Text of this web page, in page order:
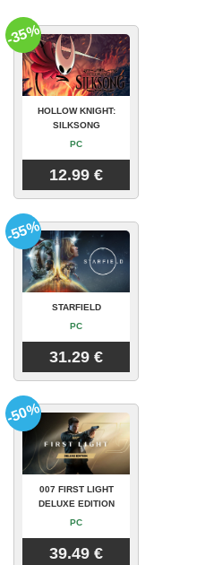
HOLLOW KNIGHT:
SILKSONG
PC
12.99 €
-35%
STARFIELD
PC
31.29 €
-55%
007 FIRST LIGHT
DELUXE EDITION
PC
39.49 €
-50%